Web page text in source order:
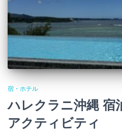
宿・ホテル
ハレクラニ沖縄
アクティビティ